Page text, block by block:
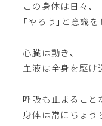
この身体は日々、
「やろう」と意識を
心臓は動き、
血液は全身を駆け
呼吸も止まること
身体は常にちょう